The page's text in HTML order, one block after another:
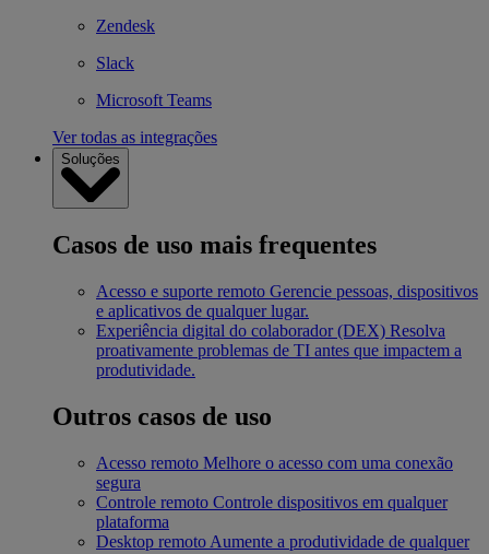
Zendesk
Slack
Microsoft Teams
Ver todas as integrações
Soluções
Casos de uso mais frequentes
Acesso e suporte remoto Gerencie pessoas, dispositivos
e aplicativos de qualquer lugar.
Experiência digital do colaborador (DEX) Resolva
proativamente problemas de TI antes que impactem a
produtividade.
Outros casos de uso
Acesso remoto Melhore o acesso com uma conexão
segura
Controle remoto Controle dispositivos em qualquer
plataforma
Desktop remoto Aumente a produtividade de qualquer